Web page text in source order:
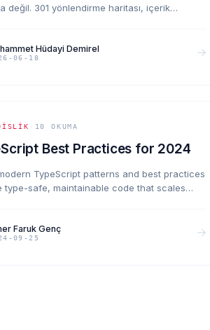
değil. 301 yönlendirme haritası, içerik
Hüdayi Demirel
06-18
10 OKUMA
Best Practices for 2024
TypeScript patterns and best practices
type-safe, maintainable code that scales
Faruk Genç
09-25